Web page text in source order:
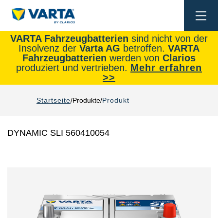
VARTA Fahrzeugbatterien sind nicht von der
Insolvenz der Varta AG betroffen. VARTA
Fahrzeugbatterien werden von Clarios
produziert und vertrieben. Mehr erfahren
>>
Startseite Produkte Produkt
DYNAMIC SLI 560410054